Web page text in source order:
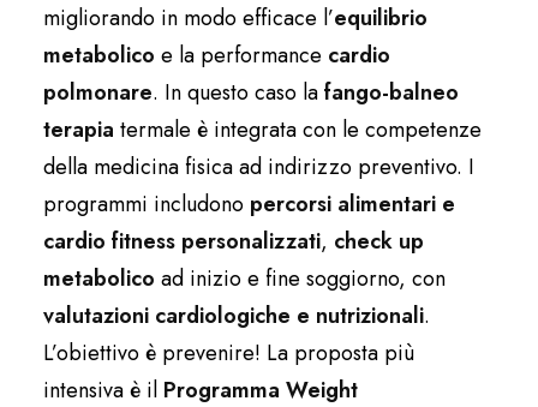
migliorando in modo efficace l’equilibrio
metabolico e la performance cardio
polmonare. In questo caso lafango-balneo
terapia termale è integrata con le competenze
della medicina fisica ad indirizzo preventivo. I
programmi includono percorsi alimentari e
cardio fitness personalizzati, check up
metabolico ad inizio e fine soggiorno, con
valutazioni cardiologiche e nutrizionali.
L’obiettivo è prevenire! La proposta più
intensiva è il Programma Weight